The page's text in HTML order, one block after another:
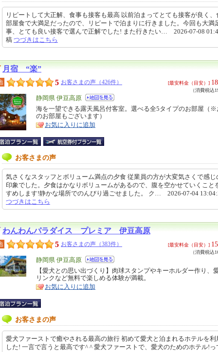
リピートして大正解、食事も接客も最高 以前泊まってとても接客が良く、
部屋食で大満足だったので、リピートで泊まりに行きました。今回も大満
事、とても良い接客で選んで正解でした! また行きたい… 2026-07-08
稿 つづきはこちら
月宿 “楽”
5 お客さまの声（426件） [最安料金（目安）]
（消費税込
エ
リ
ア
静岡県 伊豆高原
特
徴
海を一望できる露天風呂付客室。選べる全5タイプのお部屋（※
のお部屋もございます）
お気に入りに追加
お客さまの声
気さくなスタッフとボリューム満点の夕食 従業員の方が大変気さくで感じ
印象でした。夕食はかなりボリュームがあるので、腹を空かせていくこと
すめします!静かな場所でのんびり過ごせました。 ク… 2026-07-04
つづきはこちら
わんわんパラダイス プレミア 伊豆高原
5 お客さまの声（383件） [最安料金（目安）]
（消費税込
エ
リ
ア
静岡県 伊豆高原
特
徴
【愛犬との思い出づくり】肉球スタンプやキーホルダー作り、
リンクなど無料で楽しめる体験が満載。
お気に入りに追加
お客さまの声
愛犬ファーストで癒やされる最高の旅行 初めて愛犬と泊まれるホテルを利
した! 一言で言うと最高です^ ^ 愛犬ファーストで、愛犬のためのホテル!っ